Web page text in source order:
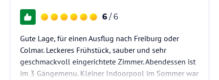
6 / 6
Gute Lage, für einen Ausflug nach Freiburg oder
Colmar. Leckeres Frühstück, sauber und sehr
geschmackvoll eingerichtete Zimmer. Abendessen ist
im 3 Gängemenu. Kleiner Indoorpool im Sommer war